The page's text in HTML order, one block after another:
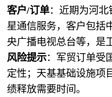
客户/订单：近期为河
星通信服务，客户包括
央广播电视总台等，是
风险提示：军贸订单受
定性；天基基础设施项
绩释放需要时间。